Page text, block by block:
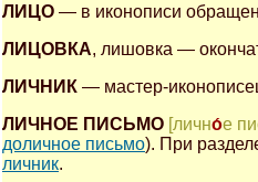
ЛИЦО — в иконописи
ЛИЦОВКА, лишовка —
ЛИЧНИК — мастер-
ЛИЧНОЕ ПИСЬМО [лично́е
доличное письмо). При
личник.